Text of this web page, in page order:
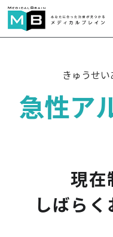
症状検索
病気のカテゴリ
きゅうせ
急性ア
現在
しばら